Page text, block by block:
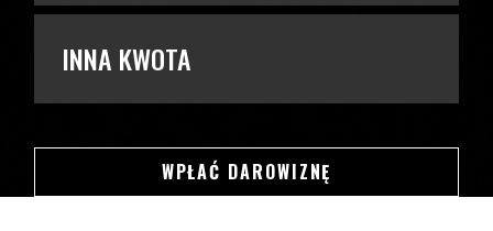
INNA KWOTA
WPŁAĆ DAROWIZNĘ